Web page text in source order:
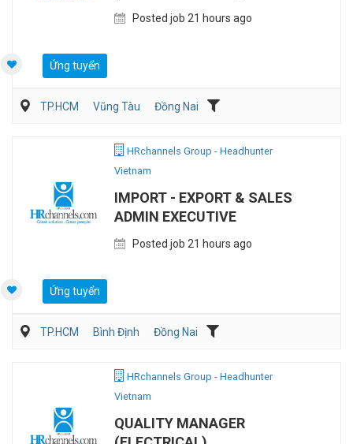
Posted job 21 hours ago
Ứng tuyển
TP.HCM Vũng Tàu
Đồng Nai
HRchannels Group - Headhunter
Vietnam
IMPORT - EXPORT & SALES
ADMIN EXECUTIVE
Posted job 21 hours ago
Ứng tuyển
TP.HCM Bình Định
Đồng Nai
HRchannels Group - Headhunter
Vietnam
QUALITY MANAGER